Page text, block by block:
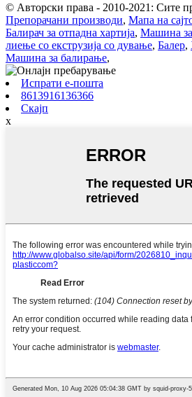
© Авторски права - 2010-2021: Сите
Препорачани производи, Мапа на
Балирач за отпадна хартија, Машина
лиење со екструзија со дување, Балер,
Машина за балирање,
Испрати е-пошта
8613916136366
Скајп
x